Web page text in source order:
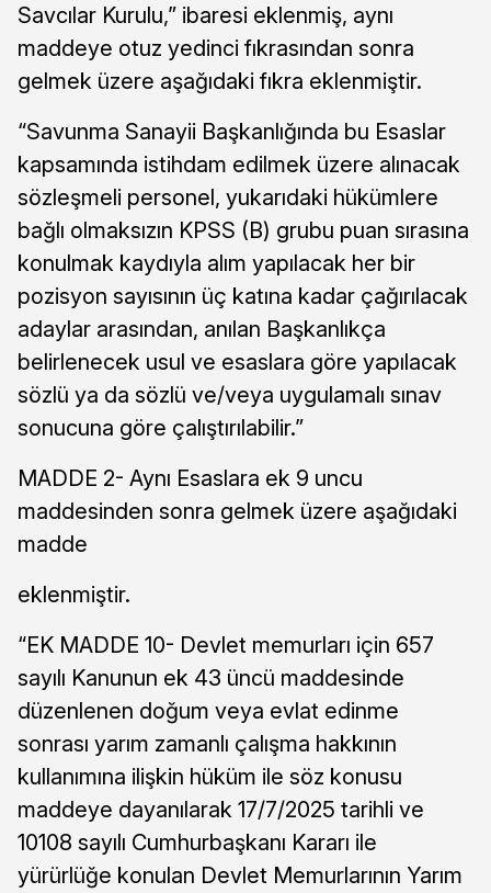
Savcılar Kurulu,” ibaresi eklenmiş, aynı
maddeye otuz yedinci fıkrasından sonra
gelmek üzere aşağıdaki fıkra eklenmiştir.
“Savunma Sanayii Başkanlığında bu Esaslar
kapsamında istihdam edilmek üzere alınacak
sözleşmeli personel, yukarıdaki hükümlere
bağlı olmaksızın KPSS (B) grubu puan sırasına
konulmak kaydıyla alım yapılacak her bir
pozisyon sayısının üç katına kadar çağırılacak
adaylar arasından, anılan Başkanlıkça
belirlenecek usul ve esaslara göre yapılacak
sözlü ya da sözlü ve/veya uygulamalı sınav
sonucuna göre çalıştırılabilir.”
MADDE 2- Aynı Esaslara ek 9 uncu
maddesinden sonra gelmek üzere aşağıdaki
madde
eklenmiştir.
“EK MADDE 10- Devlet memurları için 657
sayılı Kanunun ek 43 üncü maddesinde
düzenlenen doğum veya evlat edinme
sonrası yarım zamanlı çalışma hakkının
kullanımına ilişkin hüküm ile söz konusu
maddeye dayanılarak 17/7/2025 tarihli ve
10108 sayılı Cumhurbaşkanı Kararı ile
yürürlüğe konulan Devlet Memurlarının Yarım